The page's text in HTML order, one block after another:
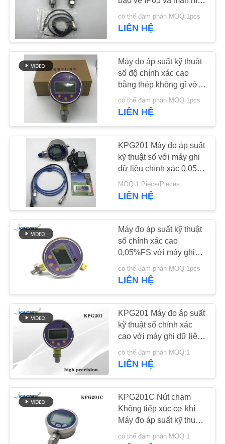
TỨC
TẤT
TRƯỜNG
HỢP
CẦU
GIÁ
SƠ
TRANG
WEB
CHÍNH
SÁCH
BẢO
MẬT
Cảm biến biến tần
siêu âm
Máy đo lưu lượng
siêu âm
135
Đồng hồ đo lưu
lượng điện từ
Bộ cảm biến vòng
xoáy điện tử
325
LED 0,56 inch KPG104
có thể đàm phán MOQ:1pcs
LIÊN HỆ
Máy đo áp suất kỹ thuật
số độ chính xác cao
bằng thép không gỉ với
nút cảm ứng và máy ghi
dữ liệu GXPS201C
có thể đàm phán MOQ:1pcs
LIÊN HỆ
KPG201 Máy đo áp suất
kỹ thuật số với máy ghi
dữ liệu chính xác 0,05%
và dung lượng lưu trữ
dữ liệu 11000
MOQ:1 Piece/Pieces
LIÊN HỆ
Máy đo áp suất kỹ thuật
số chính xác cao
0,05%FS với máy ghi
dữ liệu và pin lithium
sạc lại có nút cảm ứng
có thể đàm phán MOQ:1pcs
LIÊN HỆ
KPG201 Máy đo áp suất
kỹ thuật số chính xác
cao với máy ghi dữ liệu
và xếp hạng IP66
có thể đàm phán MOQ:1
LIÊN HỆ
KPG201C Nút chạm
Không tiếp xúc cơ khí
Máy đo áp suất kỹ thuật
số với máy ghi dữ liệu
có thể đàm phán MOQ:1